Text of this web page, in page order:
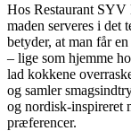
Hos Restaurant
maden serveres i det
betyder, at man får
– lige som hjemme
lad kokkene
og samler
og nordisk-inspireret
præferencer.